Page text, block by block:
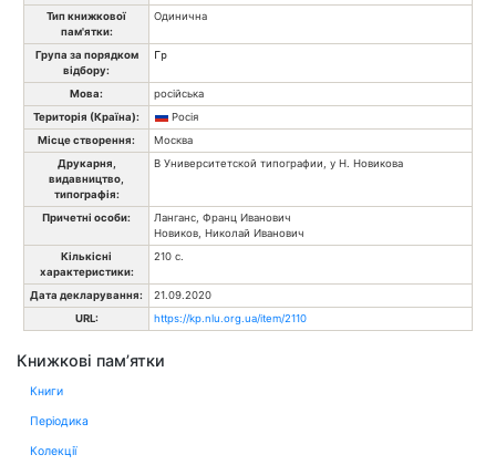
Тип книжкової
пам'ятки:
Одинична
Група за порядком
відбору:
Гр
Мова:
російська
Територія (Країна):
Росія
Місце створення:
Москва
Друкарня,
видавництво,
типографія:
В Университетской типографии, у Н. Новикова
Причетні особи:
Ланганс, Франц Иванович
Новиков, Николай Иванович
Кількісні
характеристики:
210 с.
Дата декларування:
21.09.2020
URL:
https://kp.nlu.org.ua/item/2110
Книжкові пам’ятки
Книги
Періодика
Колекції